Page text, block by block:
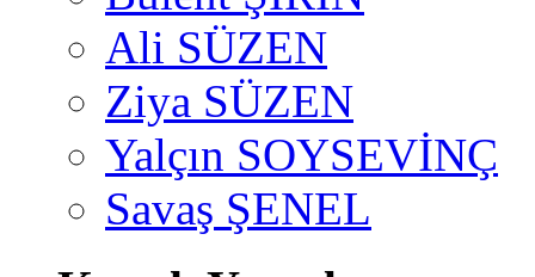
Ali SÜZEN
Ziya SÜZEN
Yalçın SOYSEVİNÇ
Savaş ŞENEL